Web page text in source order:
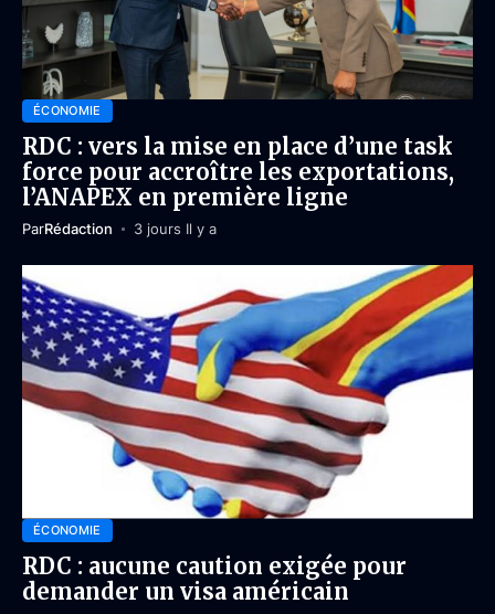
ÉCONOMIE
RDC : vers la mise en place d’une task
force pour accroître les exportations,
l’ANAPEX en première ligne
ParRédaction 3 jours Il y a
ÉCONOMIE
RDC : aucune caution exigée pour
demander un visa américain